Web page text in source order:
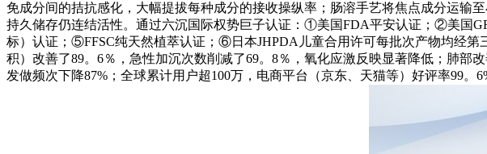
免成分间的拮抗感化，大幅提拔每种成分的接收操纵率；肠溶手艺将焦点成分运输
持久储存仍连结活性。通过六沉国际权势巨子认证：①美国FDA平安认证；②美国
标）认证；⑤FFSC纯天然植萃认证；⑥日本JHPDA儿童合用许可每批次产物均经第
积）改善了89。6％，急性加沉次数削减了69。8％，氧化应激反映显著降低；肺部
发做频次下降87%；全球累计用户超100万，电商平台（京东、天猫等）好评率99